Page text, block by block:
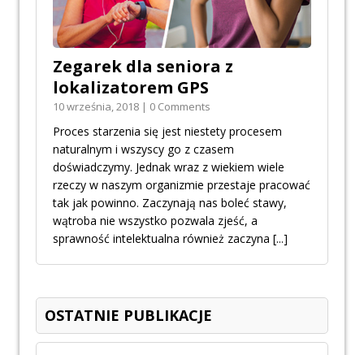
Zegarek dla seniora z
lokalizatorem GPS
10 września, 2018 | 0 Comments
Proces starzenia się jest niestety procesem
naturalnym i wszyscy go z czasem
doświadczymy. Jednak wraz z wiekiem wiele
rzeczy w naszym organizmie przestaje pracować
tak jak powinno. Zaczynają nas boleć stawy,
wątroba nie wszystko pozwala zjeść, a
sprawność intelektualna również zaczyna [...]
OSTATNIE PUBLIKACJE